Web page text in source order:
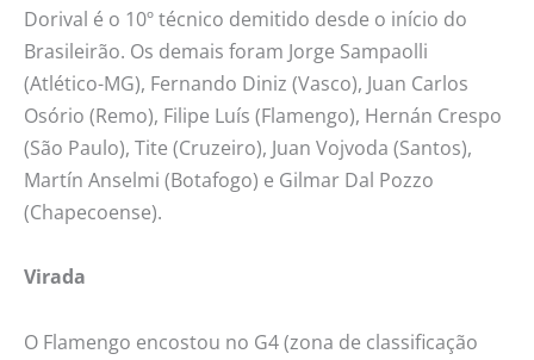
Dorival é o 10º técnico demitido desde o início do
Brasileirão. Os demais foram Jorge Sampaolli
(Atlético-MG), Fernando Diniz (Vasco), Juan Carlos
Osório (Remo), Filipe Luís (Flamengo), Hernán Crespo
(São Paulo), Tite (Cruzeiro), Juan Vojvoda (Santos),
Martín Anselmi (Botafogo) e Gilmar Dal Pozzo
(Chapecoense).
Virada
O Flamengo encostou no G4 (zona de classificação